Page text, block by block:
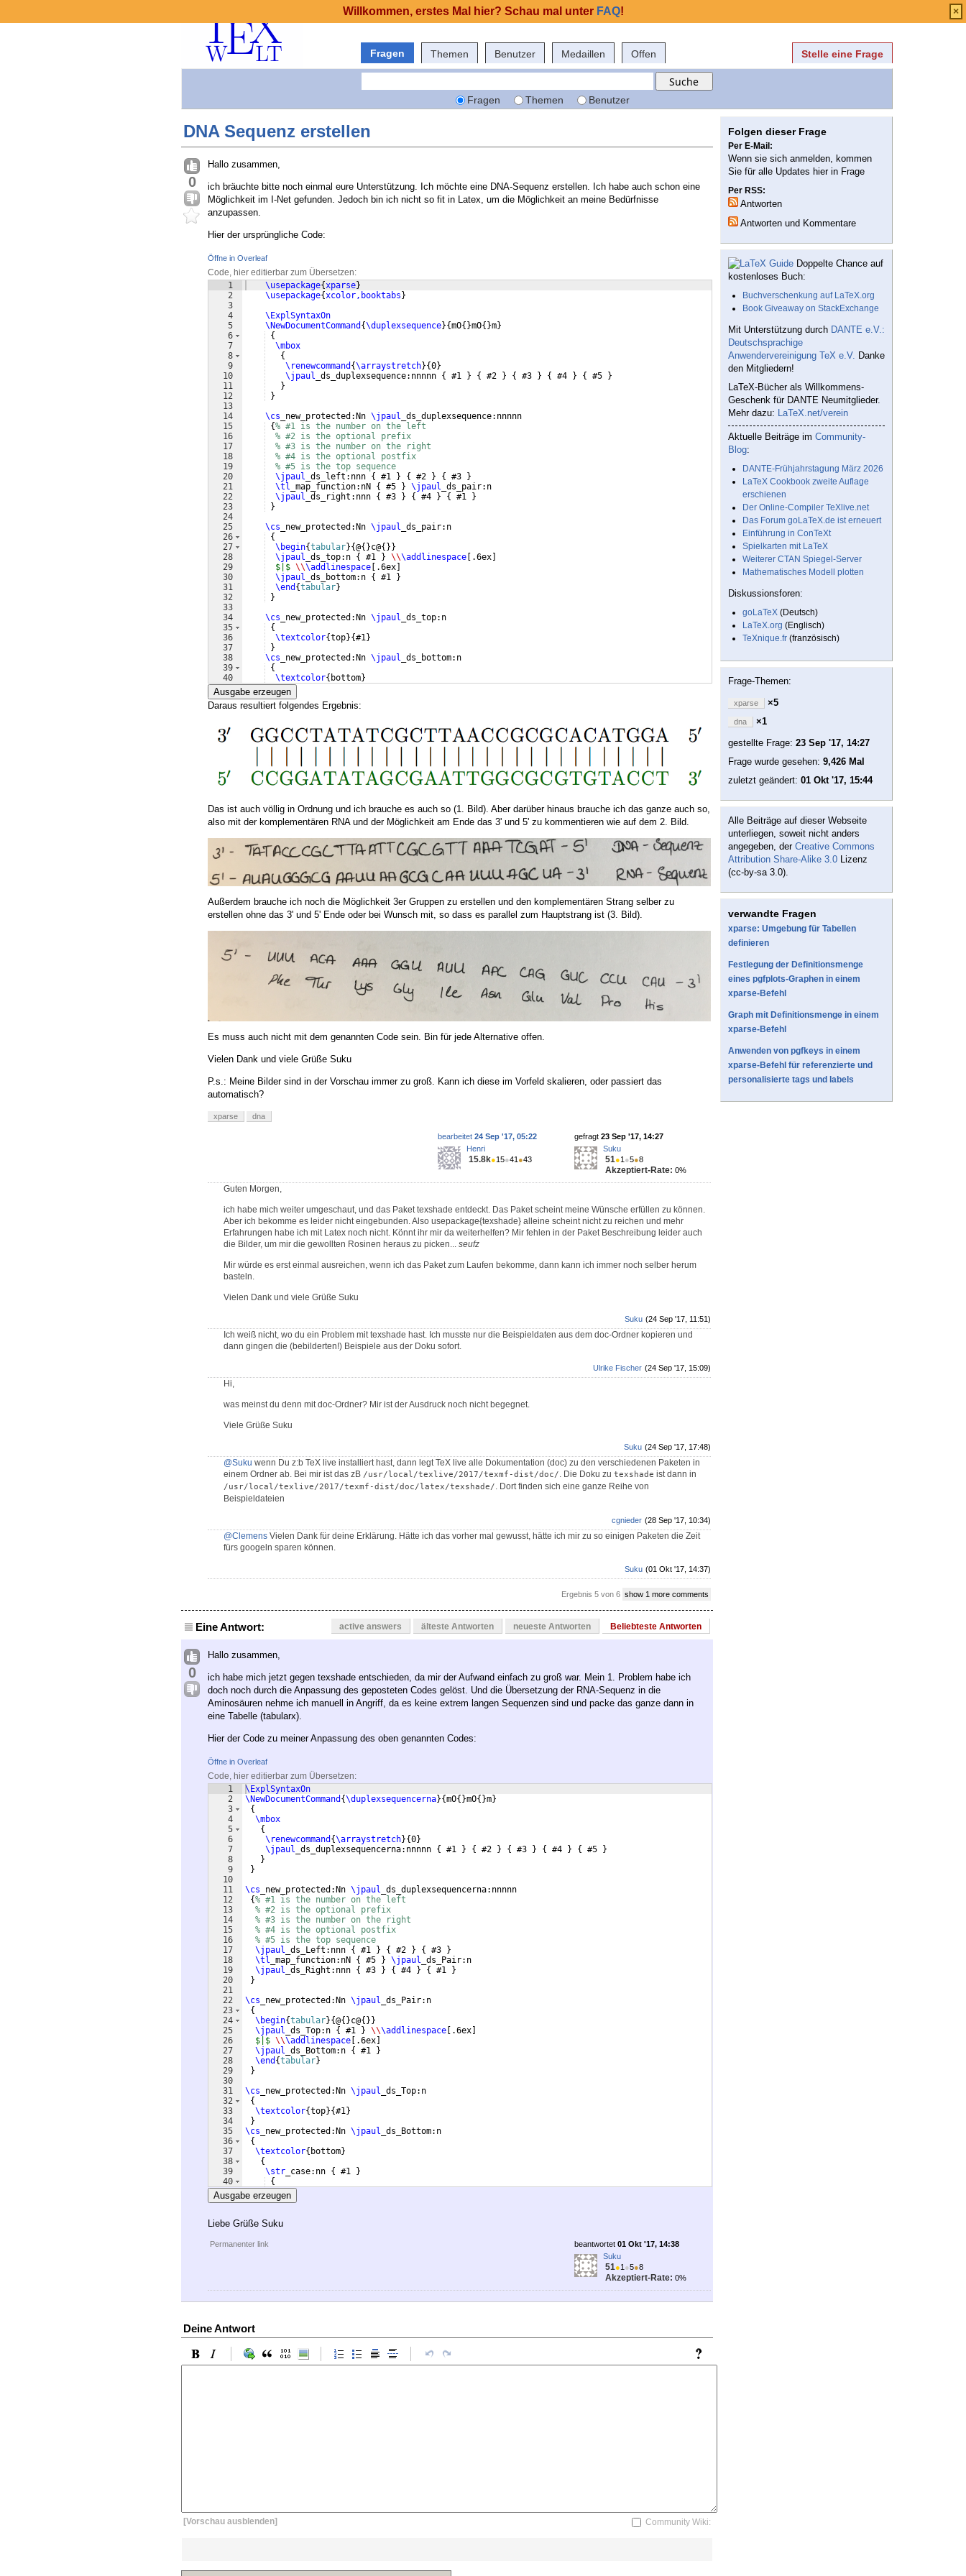
Fragen Themen Benutzer Medaillen Offen Stelle eine Frage
Fragen Themen Benutzer
DNA Sequenz erstellen
0
Hallo zusammen,
ich bräuchte bitte noch einmal eure Unterstützung. Ich möchte eine DNA-Sequenz erstellen. Ich habe auch schon eine
Möglichkeit im I-Net gefunden. Jedoch bin ich nicht so fit in Latex, um die Möglichkeit an meine Bedürfnisse
anzupassen.
Hier der ursprüngliche Code:
Öffne in Overleaf
Code, hier editierbar zum Übersetzen:
1
2
3
4
5
6
7
8
9
10
11
12
13
14
15
16
17
18
19
20
21
22
23
24
25
26
27
28
29
30
31
32
33
34
35
36
37
38
39
40
41
\usepackage{xparse}
\usepackage{xcolor,booktabs }
\ExplSyntaxOn
\NewDocumentCommand {\duplexsequence}{mO{ }mO{ }m}
{
\mbox
{
\renewcommand {\arraystretch}{0}
\jpaul _ds_duplexsequence:nnnnn { #1 } { #2 } { #3 } { #4 } { #5
}
}
}
\cs _new_protected:Nn \jpaul _ds_duplexsequence:nnnnn
{% #1 is the number on the left
% #2 is the optional prefix
% #3 is the number on the right
% #4 is the optional postfix
% #5 is the top sequence
\jpaul _ds_left:nnn { #1 } { #2 } { #3
}
\tl _map_function:nN { #5 } \jpaul _ds_pair:n
\jpaul _ds_right:nnn { #3 } { #4 } { #1
}
}
\cs _new_protected:Nn \jpaul _ds_pair:n
{
\begin{tabular}{@{ }c@{ }}
\jpaul _ds_top:n { #1 } \\\addlinespace .6ex
$|$ \\\addlinespace .6ex
\jpaul _ds_bottom:n { #1
}
\end {tabular}
}
\cs _new_protected:Nn \jpaul _ds_top:n
{
\textcolor{top}{#1}
}
\cs _new_protected:Nn \jpaul _ds_bottom:n
{
\textcolor{ bottom}
{
Ausgabe erzeugen
Daraus resultiert folgendes Ergebnis:
Das ist auch völlig in Ordnung und ich brauche es auch so (1. Bild). Aber darüber hinaus brauche ich das ganze auch so,
also mit der komplementären RNA und der Möglichkeit am Ende das 3' und 5' zu kommentieren wie auf dem 2. Bild.
Außerdem brauche ich noch die Möglichkeit 3er Gruppen zu erstellen und den komplementären Strang selber zu
erstellen ohne das 3' und 5' Ende oder bei Wunsch mit, so dass es parallel zum Hauptstrang ist (3. Bild).
Es muss auch nicht mit dem genannten Code sein. Bin für jede Alternative offen.
Vielen Dank und viele Grüße Suku
P.s.: Meine Bilder sind in der Vorschau immer zu groß. Kann ich diese im Vorfeld skalieren, oder passiert das
automatisch?
xparse dna
gefragt 23 Sep '17, 14:27
Suku
51●1 ●5●8
Akzeptiert-Rate: 0%
bearbeitet 24 Sep '17, 05:22
Henri
15.8k●15●41 ●43
Guten Morgen,
ich habe mich weiter umgeschaut, und das Paket texshade entdeckt. Das Paket scheint meine Wünsche erfüllen zu können.
Aber ich bekomme es leider nicht eingebunden. Also usepackage{texshade} alleine scheint nicht zu reichen und mehr
Erfahrungen habe ich mit Latex noch nicht. Könnt ihr mir da weiterhelfen? Mir fehlen in der Paket Beschreibung leider auch
die Bilder, um mir die gewollten Rosinen heraus zu picken... seufz
Mir würde es erst einmal ausreichen, wenn ich das Paket zum Laufen bekomme, dann kann ich immer noch selber herum
basteln.
Vielen Dank und viele Grüße Suku
(24 Sep '17, 11:51)
Suku
Ich weiß nicht, wo du ein Problem mit texshade hast. Ich musste nur die Beispieldaten aus dem doc-Ordner kopieren und
dann gingen die (bebilderten!) Beispiele aus der Doku sofort.
(24 Sep '17, 15:09)
Ulrike Fischer
Hi,
was meinst du denn mit doc-Ordner? Mir ist der Ausdruck noch nicht begegnet.
Viele Grüße Suku
(24 Sep '17, 17:48)
Suku
@Suku wenn Du z:b TeX live installiert hast, dann legt TeX live alle Dokumentation (doc) zu den verschiedenen Paketen in
einem Ordner ab. Bei mir ist das zB /usr/local/texlive/2017/texmf-dist/doc/. Die Doku zu texshade ist dann in
/usr/local/texlive/2017/texmf-dist/doc/latex/texshade/. Dort finden sich eine ganze Reihe von
Beispieldateien
(28 Sep '17, 10:34)
cgnieder
@Clemens Vielen Dank für deine Erklärung. Hätte ich das vorher mal gewusst, hätte ich mir zu so einigen Paketen die Zeit
fürs googeln sparen können.
(01 Okt '17, 14:37)
Suku
Ergebnis 5 von 6 show 1 more comments
Eine Antwort: active answers älteste Antworten neueste Antworten Beliebteste Antworten
0
Hallo zusammen,
ich habe mich jetzt gegen texshade entschieden, da mir der Aufwand einfach zu groß war. Mein 1. Problem habe ich
doch noch durch die Anpassung des geposteten Codes gelöst. Und die Übersetzung der RNA-Sequenz in die
Aminosäuren nehme ich manuell in Angriff, da es keine extrem langen Sequenzen sind und packe das ganze dann in
eine Tabelle (tabularx).
Hier der Code zu meiner Anpassung des oben genannten Codes:
Öffne in Overleaf
Code, hier editierbar zum Übersetzen:
1
2
3
4
5
6
7
8
9
10
11
12
13
14
15
16
17
18
19
20
21
22
23
24
25
26
27
28
29
30
31
32
33
34
35
36
37
38
39
40
41
\ExplSyntaxOn
\NewDocumentCommand {\duplexsequencerna}{mO{ }mO{ }m}
{
\mbox
{
\renewcommand {\arraystretch}{0}
\jpaul _ds_duplexsequencerna:nnnnn { #1 } { #2 } { #3 } { #4 } { #5
}
}
}
\cs _new_protected:Nn \jpaul _ds_duplexsequencerna:nnnnn
{% #1 is the number on the left
% #2 is the optional prefix
% #3 is the number on the right
% #4 is the optional postfix
% #5 is the top sequence
\jpaul _ds_Left:nnn { #1 } { #2 } { #3
}
\tl _map_function:nN { #5 } \jpaul _ds_Pair:n
\jpaul _ds_Right:nnn { #3 } { #4 } { #1
}
}
\cs _new_protected:Nn \jpaul _ds_Pair:n
{
\begin{tabular}{@{ }c@{ }}
\jpaul _ds_Top:n { #1 } \\\addlinespace .6ex
$|$ \\\addlinespace .6ex
\jpaul _ds_Bottom:n { #1
}
\end {tabular}
}
\cs _new_protected:Nn \jpaul _ds_Top:n
{
\textcolor{top}{#1}
}
\cs _new_protected:Nn \jpaul _ds_Bottom:n
{
\textcolor{ bottom}
{
\str _case:nn { #1
}
{
{T}{A
Ausgabe erzeugen
Liebe Grüße Suku
Permanenter link beantwortet 01 Okt '17, 14:38
Suku
51●1 ●5●8
Akzeptiert-Rate: 0%
Deine Antwort
[Vorschau ausblenden] Community Wiki:
Folgen dieser Frage
Per E-Mail:
Wenn sie sich anmelden, kommen
Sie für alle Updates hier in Frage
Per RSS:
Antworten
Antworten und Kommentare
Doppelte Chance auf
kostenloses Buch:
Buchverschenkung auf LaTeX.org
Book Giveaway on StackExchange
Mit Unterstützung durch DANTE e.V.:
Deutschsprachige
Anwendervereinigung TeX e.V. Danke
den Mitgliedern!
LaTeX-Bücher als Willkommens-
Geschenk für DANTE Neumitglieder.
Mehr dazu: LaTeX.net/verein
Aktuelle Beiträge im Community-
Blog:
DANTE-Frühjahrstagung März 2026
LaTeX Cookbook zweite Auflage
erschienen
Der Online-Compiler TeXlive.net
Das Forum goLaTeX.de ist erneuert
Einführung in ConTeXt
Spielkarten mit LaTeX
Weiterer CTAN Spiegel-Server
Mathematisches Modell plotten
Diskussionsforen:
goLaTeX (Deutsch)
LaTeX.org (Englisch)
TeXnique.fr (französisch)
Frage-Themen:
xparse ×5
dna
×1
gestellte Frage: 23 Sep '17, 14:27
Frage wurde gesehen: 9,426 Mal
zuletzt geändert: 01 Okt '17, 15:44
Alle Beiträge auf dieser Webseite
unterliegen, soweit nicht anders
angegeben, der Creative Commons
Attribution Share-Alike 3.0 Lizenz
(cc-by-sa 3.0).
verwandte Fragen
xparse: Umgebung für Tabellen
definieren
Festlegung der Definitionsmenge
eines pgfplots-Graphen in einem
xparse-Befehl
Graph mit Definitionsmenge in einem
xparse-Befehl
Anwenden von pgfkeys in einem
xparse-Befehl für referenzierte und
personalisierte tags und labels
Willkommen, erstes Mal hier? Schau mal unter FAQ! ×